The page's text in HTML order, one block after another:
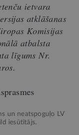
ietvara
atklāšanas
Komisijas
atbalsta
līgums Nr.
un neatspoguļo LV
iesūtītājs.